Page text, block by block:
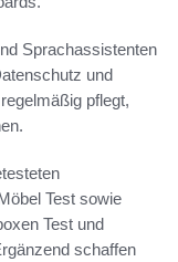
Sprachassistenten
und
pflegt,
Test sowie
Test und
schaffen